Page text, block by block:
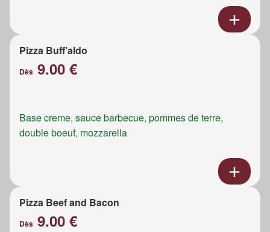
Pizza Buff'aldo
Dès 9.00 €
Base creme, sauce barbecue, pommes de terre,
double boeuf, mozzarella
Pizza Beef and Bacon
Dès 9.00 €